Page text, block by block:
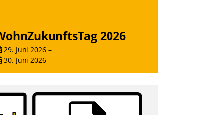
2026
29. Juni 2026 –
30. Juni 2026